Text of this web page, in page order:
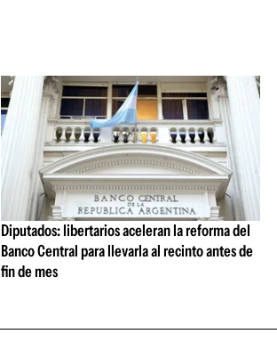
Diputados: libertarios aceleran la reforma del
Banco Central para llevarla al recinto antes de
fin de mes